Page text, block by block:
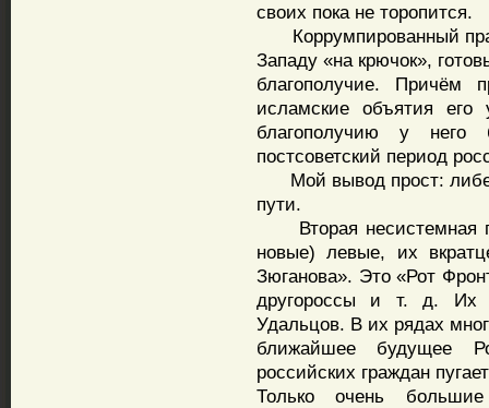
своих пока не торопится.
Коррумпированный
Западу «на крючок»,
благополучие. Причём
исламские объятия
благополучию у
постсоветский период
Мой вывод прост:
пути.
Вторая несистемная
новые) левые, их
Зюганова». Это «Рот
другороссы и т. д. Их
Удальцов. В их рядах
ближайшее будущее
российских граждан
Только очень